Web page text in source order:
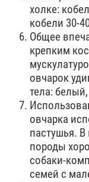
холке:
кобели 30-
Общее
крепким
овчарок
тела:
овчарка
пастушья.
породы
собаки-
семей с